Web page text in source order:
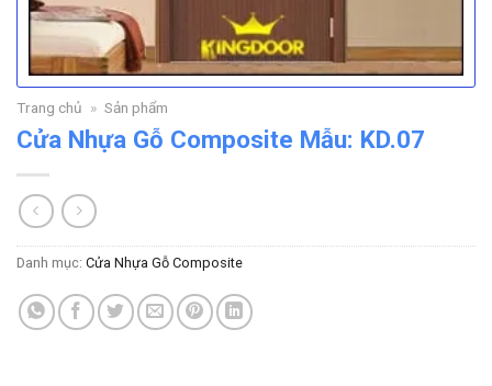
Trang chủ » Sản phẩm
Cửa Nhựa Gỗ Composite Mẫu: KD.07
Danh mục: Cửa Nhựa Gỗ Composite